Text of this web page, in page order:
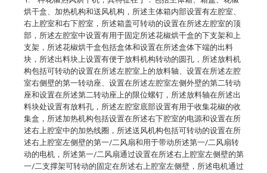
烘干盒、加热机构和送风机构，所述主体箱内部设置有左腔室、
右上腔室和右下腔室，所述箱盖可转动的设置在所述左腔室的顶
部，所述左腔室中设置有用于固定所述花椒烘干盒的下支架和上
支架，所述花椒烘干盒包括盒体和设置在所述盒体下端的出料
块，所述出料块上设置有便于放料机构转动的圆孔，所述放料机
构包括可转动的设置在所述左腔室上的放料轴、设置在所述左腔
室右侧壁的第一转动座、设置在所述左腔室左侧外壁的第二转动
座和设置在所述第二转动座上的限位螺钉，所述放料轴在所述出
料块处设置有放料孔，所述左腔室底部设置有用于收集花椒的收
集盒，所述加热机构包括设置在所述右下腔室的电源和设置在所
述右上腔室中的加热线圈，所述送风机构包括可转动的设置在所
述右上腔室左侧壁的第一/二风扇和用于带动所述第一/二风扇转
动的电机，所述第一/二风扇通过设置在所述右上腔室左侧壁的第
一/二支撑架可转动的固定在所述右上腔室左侧壁，所述电机通过